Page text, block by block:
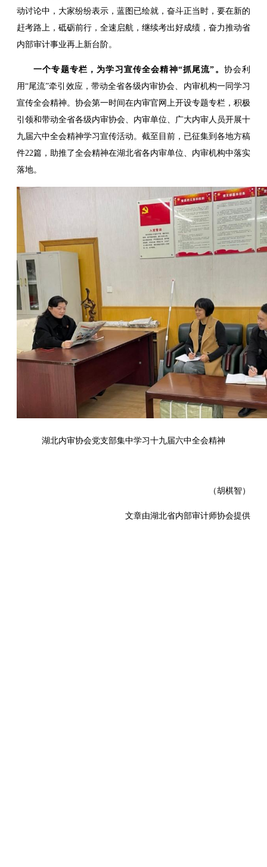
动讨论中，大家纷纷表示，蓝图已绘就，奋斗正当时，要在新的
赶考路上，砥砺前行，全速启航，继续考出好成绩，奋力推动省
内部审计事业再上新台阶。
一个专题专栏，为学习宣传全会精神“抓尾流”。 协会利
用“尾流”牵引效应，带动全省各级内审协会、内审机构一同学习
宣传全会精神。协会第一时间在内审官网上开设专题专栏，积极
引领和带动全省各级内审协会、内审单位、广大内审人员开展十
九届六中全会精神学习宣传活动。截至目前，已征集到各地方稿
件22篇，助推了全会精神在湖北省各内审单位、内审机构中落实
落地。
湖北内审协会党支部集中学习 十九届六中全会精神
（胡棋智）
文章由湖北省内部审计师协会提供